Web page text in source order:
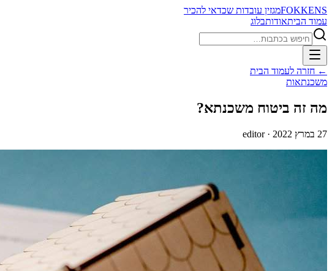
FOKKENSמגזין עובדות שכדאי להכיר
עמוד הביתאודותבלוג
חיפוש
← חזרה לעמוד הבית
משכנתאות
מה זה ביטוח משכנתא?
27 במרץ 2022 · editor